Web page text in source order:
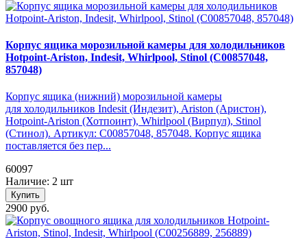
Корпус ящика морозильной камеры для холодильников
Hotpoint-Ariston, Indesit, Whirlpool, Stinol (C00857048,
857048)
Корпус ящика (нижний) морозильной камеры
для холодильников Indesit (Индезит), Ariston (Аристон),
Hotpoint-Ariston (Хотпоинт), Whirlpool (Вирпул), Stinol
(Стинол). Артикул: C00857048, 857048. Корпус ящика
поставляется без пер...
60097
Наличие: 2 шт
Купить
2900 руб.